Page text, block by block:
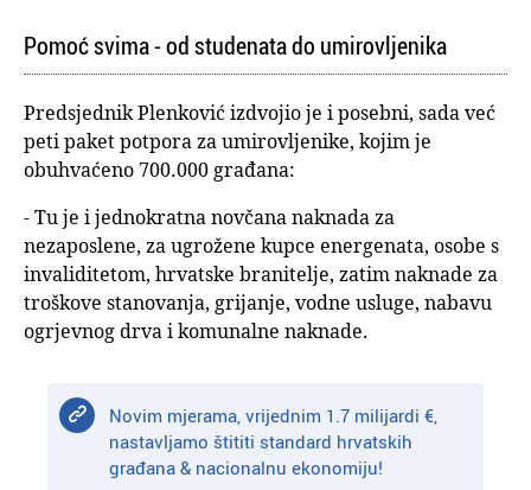
Pomoć svima - od studenata do umirovljenika
Predsjednik Plenković izdvojio je i posebni, sada već
peti paket potpora za umirovljenike, kojim je
obuhvaćeno 700.000 građana:
- Tu je i jednokratna novčana naknada za
nezaposlene, za ugrožene kupce energenata, osobe s
invaliditetom, hrvatske branitelje, zatim naknade za
troškove stanovanja, grijanje, vodne usluge, nabavu
ogrjevnog drva i komunalne naknade.
Novim mjerama, vrijednim 1.7 milijardi €,
nastavljamo štititi standard hrvatskih
građana & nacionalnu ekonomiju!